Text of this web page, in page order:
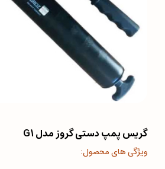
گریس پمپ دستی گروز مدل G1
ویژگی های محصول: